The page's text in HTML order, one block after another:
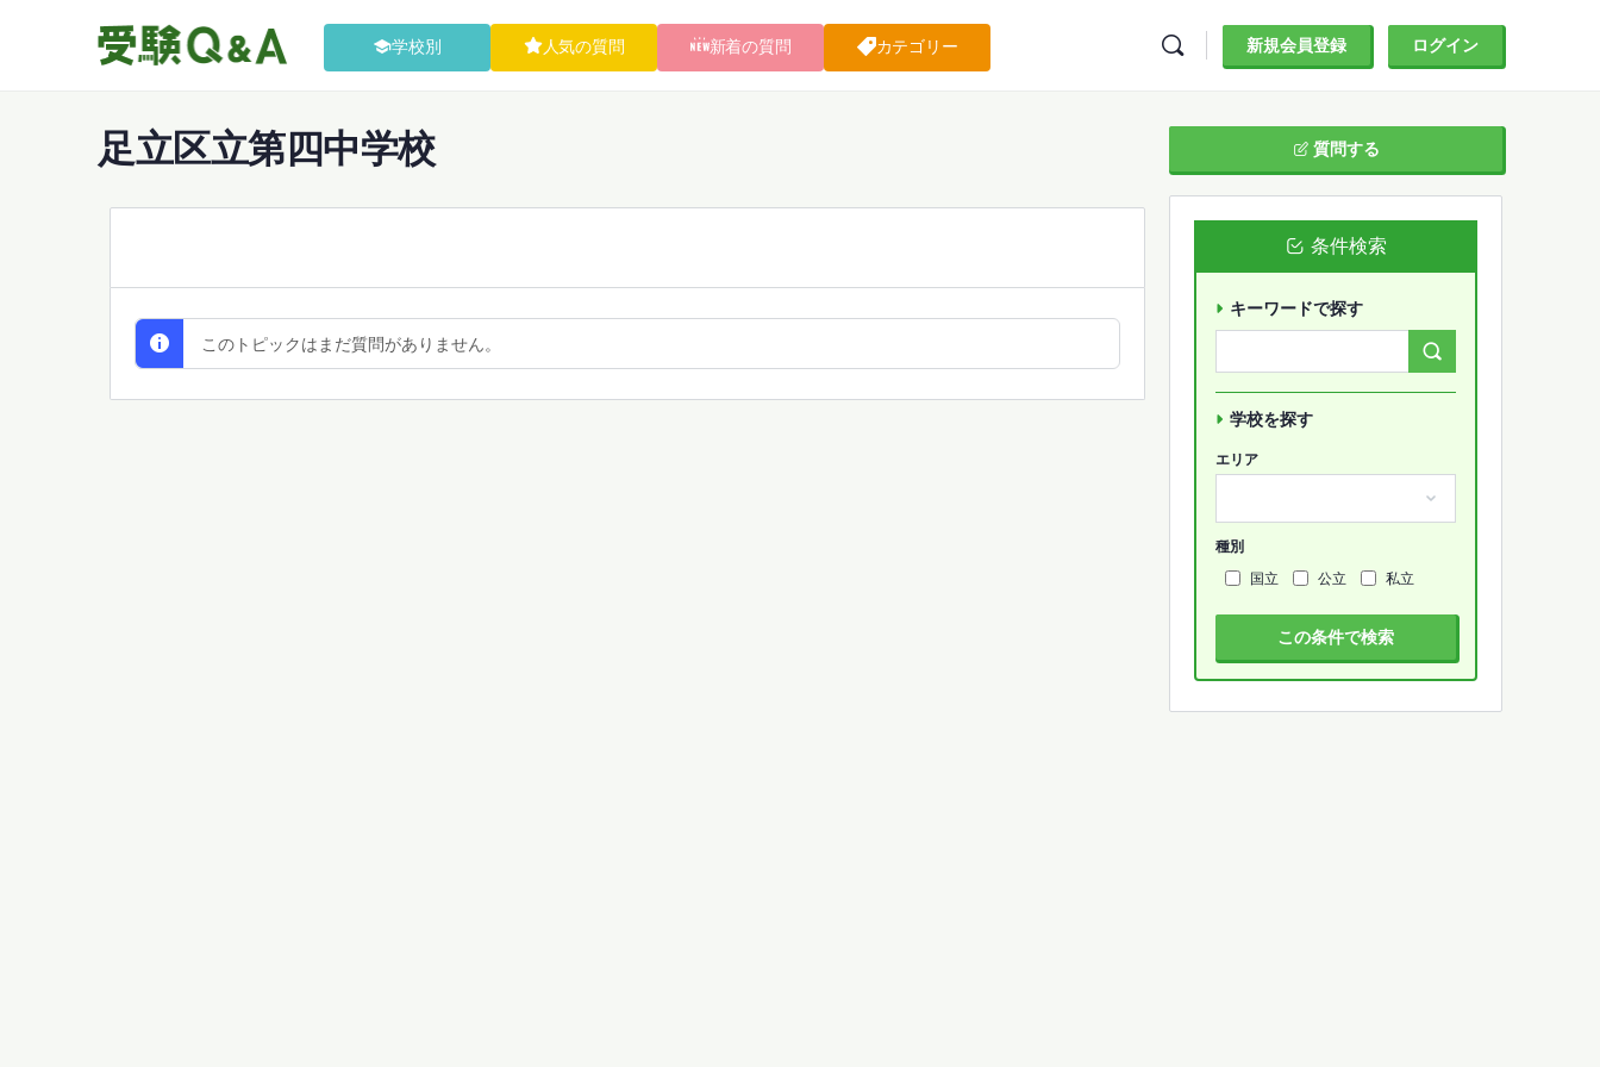
学校別 人気の質問 新着の質問 カテゴリー 新規会員登録 ログイン
足立区立第四中学校
このトピックはまだ質問がありません。
質問する
条件検索
キーワードで探す
学校を探す
エリア
種別
国立
公立 私立
この条件で検索